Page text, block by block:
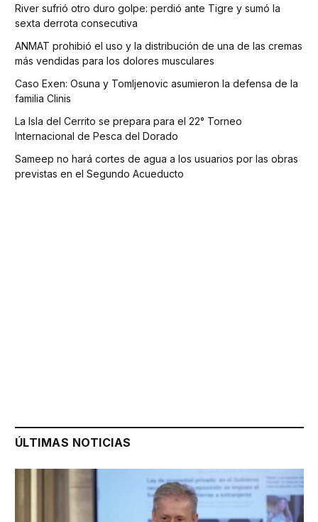
River sufrió otro duro golpe: perdió ante Tigre y sumó la
sexta derrota consecutiva
ANMAT prohibió el uso y la distribución de una de las cremas
más vendidas para los dolores musculares
Caso Exen: Osuna y Tomljenovic asumieron la defensa de la
familia Clinis
La Isla del Cerrito se prepara para el 22° Torneo
Internacional de Pesca del Dorado
Sameep no hará cortes de agua a los usuarios por las obras
previstas en el Segundo Acueducto
ÚLTIMAS NOTICIAS